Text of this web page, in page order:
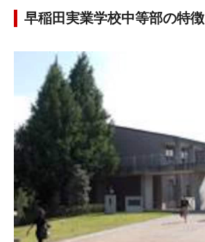
早稲田実業学校中等部の特徴